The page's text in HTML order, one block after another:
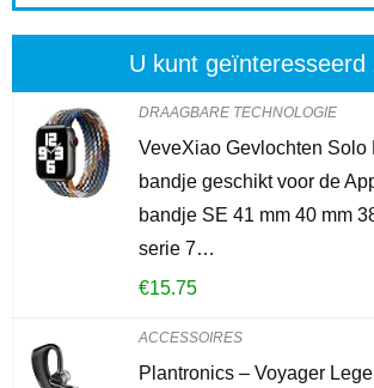
U kunt geïnteresseerd
DRAAGBARE TECHNOLOGIE
VeveXiao Gevlochten Solo
bandje geschikt voor de
bandje SE 41 mm 40 mm
serie 7…
€15.75
ACCESSOIRES
Plantronics – Voyager